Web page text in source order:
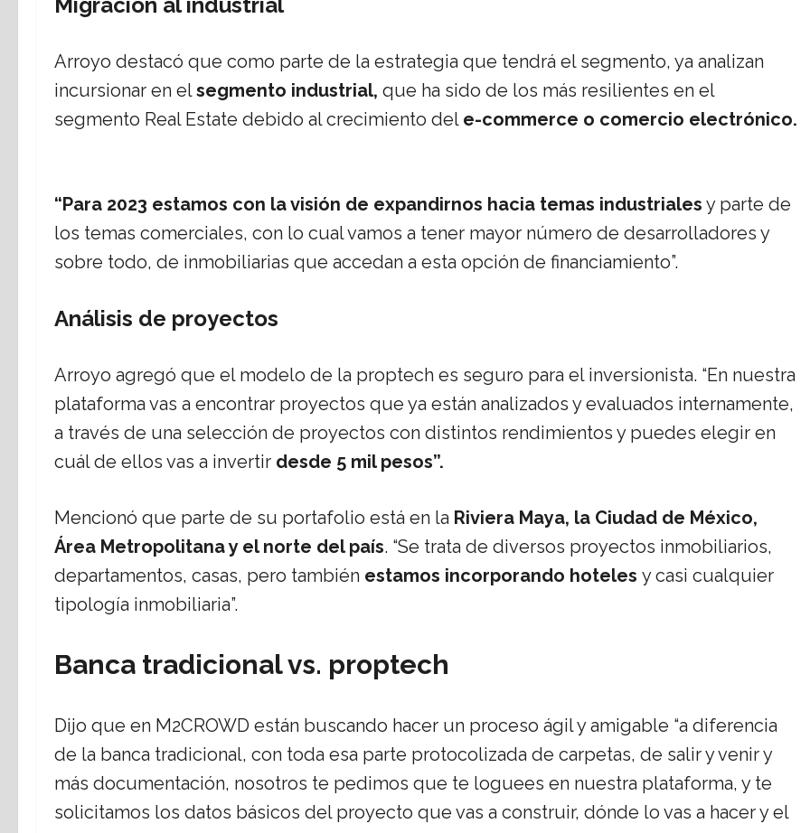
Migración al industrial
Arroyo destacó que como parte de la estrategia que tendrá el segmento, ya analizan
incursionar en elsegmento industrial, que ha sido de los más resilientes en el
segmento Real Estate debido al crecimiento del e-commerce o comercio electrónico.
“Para 2023 estamos con la visión de expandirnos hacia temas industriales y parte de
los temas comerciales, con lo cual vamos a tener mayor número de desarrolladores y
sobre todo, de inmobiliarias que accedan a esta opción de financiamiento”.
Análisis de proyectos
Arroyo agregó que el modelo de la proptech es seguro para el inversionista. “En nuestra
plataforma vas a encontrar proyectos que ya están analizados y evaluados internamente,
a través de una selección de proyectos con distintos rendimientos y puedes elegir en
cuál de ellos vas a invertir desde 5 mil pesos”.
Mencionó que parte de su portafolio está en la Riviera Maya, la Ciudad de México,
Área Metropolitana y el norte del país. “Se trata de diversos proyectos inmobiliarios,
departamentos, casas, pero también estamos incorporando hoteles y casi cualquier
tipología inmobiliaria”.
Banca tradicional vs. proptech
Dijo que en M2CROWD están buscando hacer un proceso ágil y amigable “a diferencia
de la banca tradicional, con toda esa parte protocolizada de carpetas, de salir y venir y
más documentación, nosotros te pedimos que te loguees en nuestra plataforma, y te
solicitamos los datos básicos del proyecto que vas a construir, dónde lo vas a hacer y el